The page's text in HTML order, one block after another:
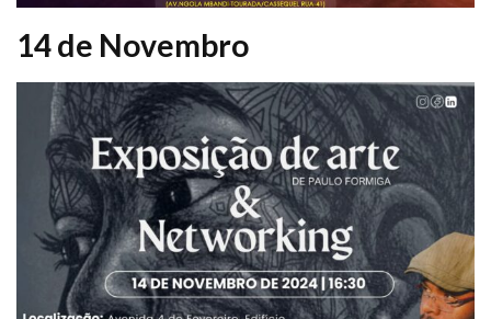
14 de Novembro